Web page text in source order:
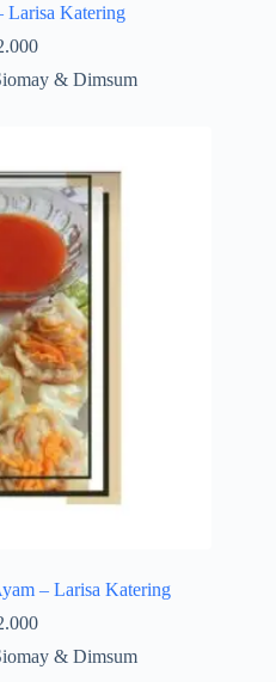
Larisa Katering
& Dimsum
– Larisa Katering
& Dimsum